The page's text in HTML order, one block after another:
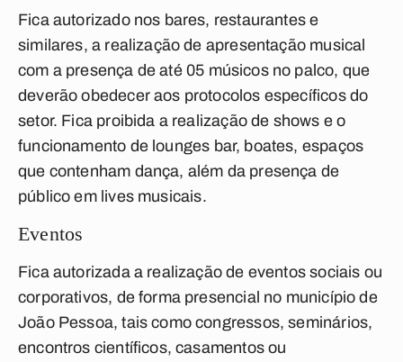
Fica autorizado nos bares, restaurantes e
similares, a realização de apresentação musical
com a presença de até 05 músicos no palco, que
deverão obedecer aos protocolos específicos do
setor. Fica proibida a realização de shows e o
funcionamento de lounges bar, boates, espaços
que contenham dança, além da presença de
público em lives musicais.
Eventos
Fica autorizada a realização de eventos sociais ou
corporativos, de forma presencial no município de
João Pessoa, tais como congressos, seminários,
encontros científicos, casamentos ou